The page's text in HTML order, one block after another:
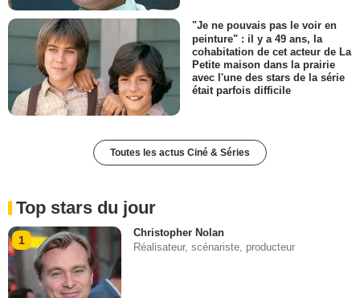
"Je ne pouvais pas le voir en
peinture" : il y a 49 ans, la
cohabitation de cet acteur de La
Petite maison dans la prairie
avec l'une des stars de la série
était parfois difficile
Toutes les actus Ciné & Séries
Top stars du jour
1
Christopher Nolan
Réalisateur, scénariste, producteur